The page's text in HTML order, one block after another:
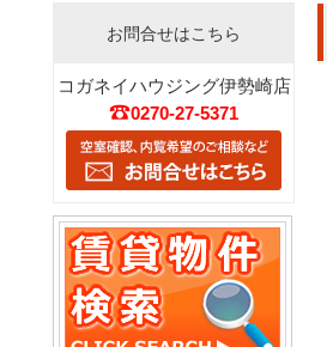
お問合せはこちら
コガネイハウジング伊勢崎店
0270-27-5371